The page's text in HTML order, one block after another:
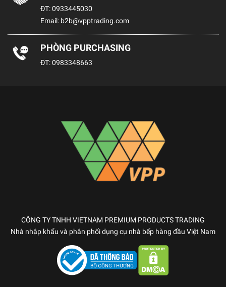
ĐT:0933445030
Email: b2b@vpptrading.com
PHÒNG PURCHASING
ĐT:0983348663
CÔNG TY TNHH VIETNAM PREMIUM PRODUCTS TRADING
Nhà nhập khẩu và phân phối dụng cụ nhà bếp hàng đầu Việt Nam